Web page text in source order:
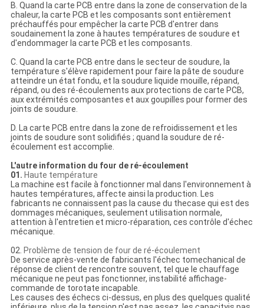
B. Quand la carte PCB entre dans la zone de conservation de la
chaleur, la carte PCB et les composants sont entièrement
préchauffés pour empêcher la carte PCB d'entrer dans
soudainement la zone à hautes températures de soudure et
d'endommager la carte PCB et les composants.
C. Quand la carte PCB entre dans le secteur de soudure, la
température s'élève rapidement pour faire la pâte de soudure
atteindre un état fondu, et la soudure liquide mouille, répand,
répand, ou des ré-écoulements aux protections de carte PCB,
aux extrémités composantes et aux goupilles pour former des
joints de soudure.
D. La carte PCB entre dans la zone de refroidissement et les
joints de soudure sont solidifiés ; quand la soudure de ré-
écoulement est accomplie.
L'autre information du four de ré-écoulement
01. Haute température
La machine est facile à fonctionner mal dans l'environnement à
hautes températures, affecte ainsi la production. Les
fabricants ne connaissent pas la cause du thecase qui est des
dommages mécaniques, seulement utilisation normale,
attention à l'entretien et micro-réparation, ces contrôle d'échec
mécanique.
02. Problème de tension de four de ré-écoulement
De service après-vente de fabricants l'échec tomechanical de
réponse de client de rencontre souvent, tel que le chauffage
mécanique ne peut pas fonctionner, instabilité affichage-
commande de torotate incapable.
Les causes des échecs ci-dessus, en plus des quelques qualité